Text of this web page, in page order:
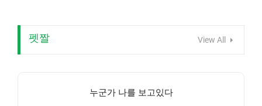
펫짤 View All
누군가 나를 보고있다